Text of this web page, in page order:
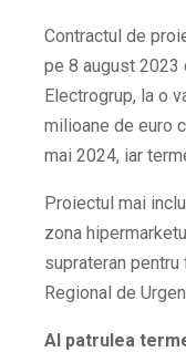
Contractul de
pe 8 august 2023
Electrogrup, la o
milioane de euro
mai 2024, iar
Proiectul mai
zona
suprateran
Regional de
Al patrulea